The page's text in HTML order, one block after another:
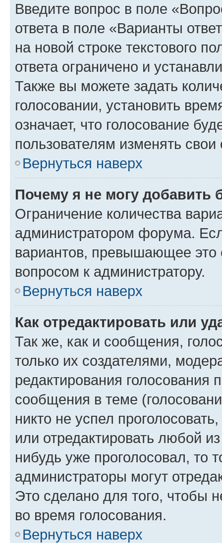
Введите вопрос в поле
ответа в поле «Варианты
на новой строке текстового
ответа ограничено и
Также вы можете задать
голосовании, установить
означает, что голосование
пользователям изменять свои
Вернуться наверх
Почему я не могу добавить
Ограничение количества
администратором форума.
вариантов, превышающее это
вопросом к администратору.
Вернуться наверх
Как отредактировать или
Так же, как и сообщения,
только их создателями,
редактирования голосования
сообщения в теме
никто не успел
или отредактировать любой
нибудь уже проголосовал, то
администраторы могут
Это сделано для того, чтобы
во время голосования.
Вернуться наверх